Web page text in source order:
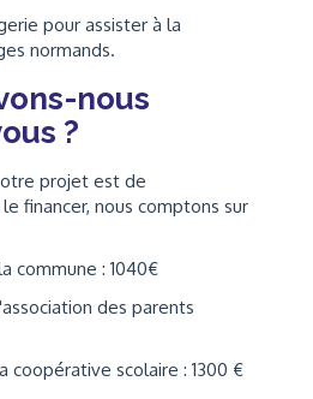
pour assister à la
normands.
nous
?
projet est de
financer, nous comptons sur
commune : 1040€
des parents
coopérative scolaire : 1300 €